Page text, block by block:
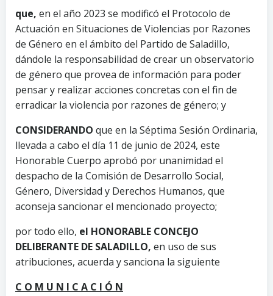
que, en el año 2023 se modificó el Protocolo de
Actuación en Situaciones de Violencias por Razones
de Género en el ámbito del Partido de Saladillo,
dándole la responsabilidad de crear un observatorio
de género que provea de información para poder
pensar y realizar acciones concretas con el fin de
erradicar la violencia por razones de género; y
CONSIDERANDO que en la Séptima Sesión Ordinaria,
llevada a cabo el día 11 de junio de 2024, este
Honorable Cuerpo aprobó por unanimidad el
despacho de la Comisión de Desarrollo Social,
Género, Diversidad y Derechos Humanos, que
aconseja sancionar el mencionado proyecto;
por todo ello, el HONORABLE CONCEJO
DELIBERANTE DE SALADILLO, en uso de sus
atribuciones, acuerda y sanciona la siguiente
C O M U N I C A C I Ó N